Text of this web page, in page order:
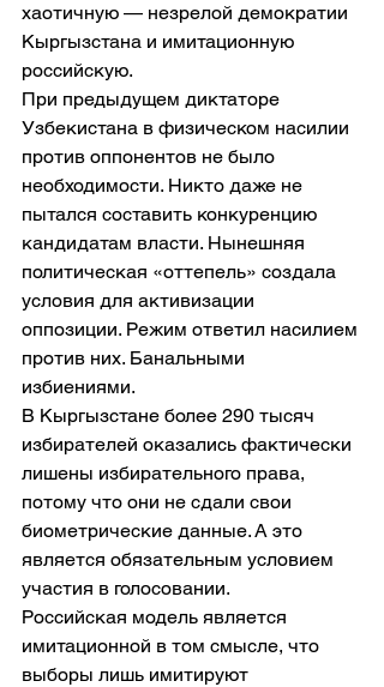
хаотичную — незрелой демократии
Кыргызстана и имитационную
российскую.
При предыдущем диктаторе
Узбекистана в физическом насилии
против оппонентов не было
необходимости. Никто даже не
пытался составить конкуренцию
кандидатам власти. Нынешняя
политическая «оттепель» создала
условия для активизации
оппозиции. Режим ответил насилием
против них. Банальными
избиениями.
В Кыргызстане более 290 тысяч
избирателей оказались фактически
лишены избирательного права,
потому что они не сдали свои
биометрические данные. А это
является обязательным условием
участия в голосовании.
Российская модель является
имитационной в том смысле, что
выборы лишь имитируют